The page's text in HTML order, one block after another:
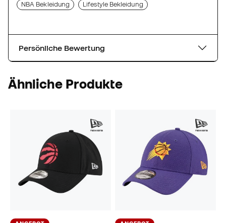
NBA Bekleidung Lifestyle Bekleidung
Persönliche Bewertung
Ähnliche Produkte